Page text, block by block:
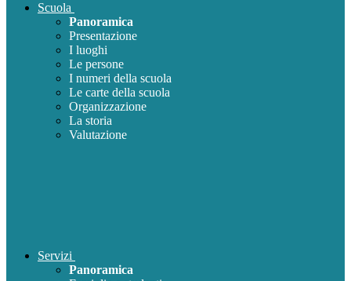
Scuola
Panoramica
Presentazione
I luoghi
Le persone
I numeri della scuola
Le carte della scuola
Organizzazione
La storia
Valutazione
Servizi
Panoramica